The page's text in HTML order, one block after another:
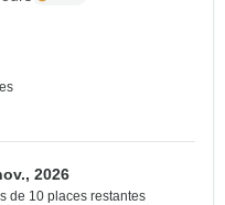
2026
de 10 places restantes